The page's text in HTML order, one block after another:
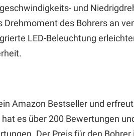
und
Drehmoment des Bohrers an
LED-Beleuchtung
Amazon Bestseller und
es über 200 Bewertungen
Der Preis für den